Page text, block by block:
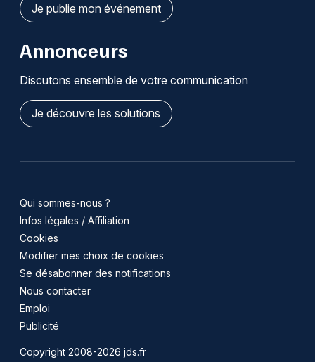
Je publie mon événement
Annonceurs
Discutons ensemble de votre communication
Je découvre les solutions
Qui sommes-nous ?
Infos légales / Affiliation
Cookies
Modifier mes choix de cookies
Se désabonner des notifications
Nous contacter
Emploi
Publicité
Copyright 2008-2026 jds.fr